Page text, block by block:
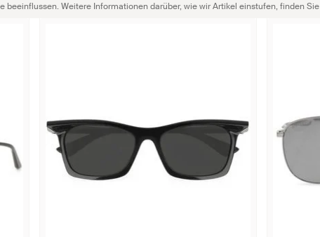
Weitere Informationen darüber, wie wir Artikel einstufen, finden Sie